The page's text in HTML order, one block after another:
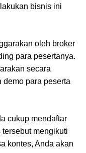
bisnis ini
oleh broker
para pesertanya.
secara
para peserta
cukup mendaftar
mengikuti
kontes, Anda akan